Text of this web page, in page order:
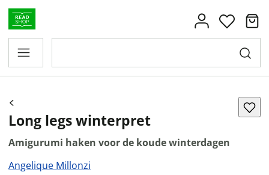
Long legs winterpret
Amigurumi haken voor de koude winterdagen
Angelique Millonzi